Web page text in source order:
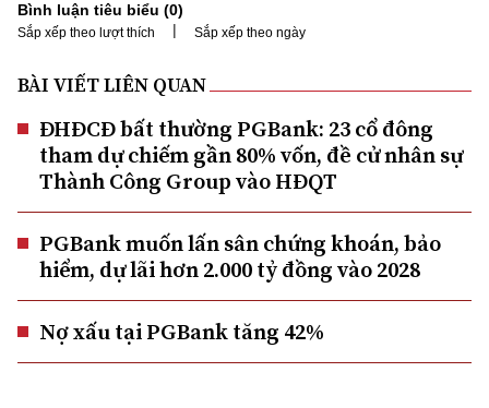
Bình luận tiêu biểu (0)
Sắp xếp theo lượt thích | Sắp xếp theo ngày
BÀI VIẾT LIÊN QUAN
ĐHĐCĐ bất thường PGBank: 23 cổ đông
tham dự chiếm gần 80% vốn, đề cử nhân sự
Thành Công Group vào HĐQT
PGBank muốn lấn sân chứng khoán, bảo
hiểm, dự lãi hơn 2.000 tỷ đồng vào 2028
Nợ xấu tại PGBank tăng 42%